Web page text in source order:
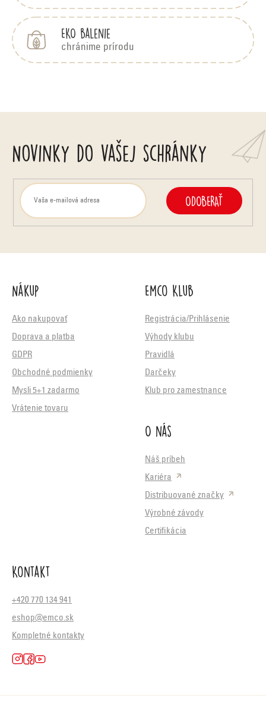
EKO balenie
chránime prírodu
Novinky do vašej schránky
ODOBERAŤ
Nákup
Ako nakupovať
Doprava a platba
GDPR
Obchodné podmienky
Mysli 5+1 zadarmo
Vrátenie tovaru
Emco Klub
Registrácia/Prihlásenie
Výhody klubu
Pravidlá
Darčeky
Klub pro zamestnance
O nás
Náš príbeh
Kariéra
Distribuované značky
Výrobné závody
Certifikácia
Kontakt
+420 770 134 941
eshop@emco.sk
Kompletné kontakty